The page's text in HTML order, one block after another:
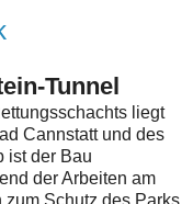
Tunnel
liegt
Cannstatt und des
ist der Bau
der Arbeiten am